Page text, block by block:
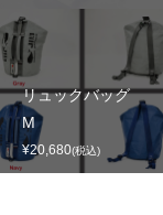
リュックバッグ
M
¥20,680(税込)